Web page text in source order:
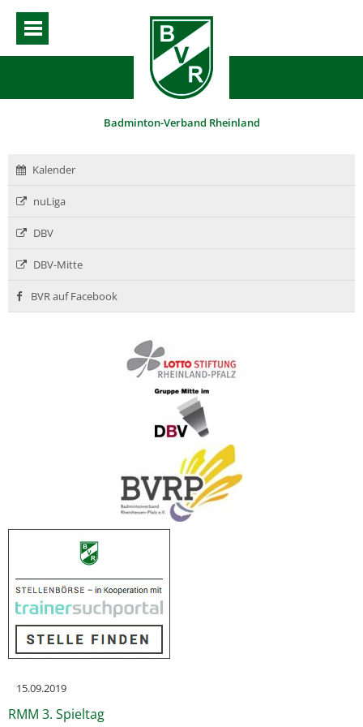
Badminton-Verband Rheinland
Kalender
nuLiga
DBV
DBV-Mitte
BVR auf Facebook
15.09.2019
RMM 3. Spieltag